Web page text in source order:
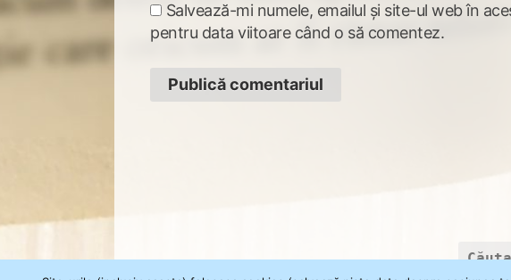
Salvează-mi numele, emailul și site-ul web în
pentru data viitoare când o să comentez.
Caută